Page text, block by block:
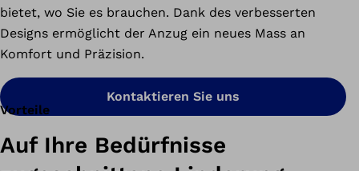
bietet, wo Sie es brauchen. Dank des verbesserten
Designs ermöglicht der Anzug ein neues Mass an
Komfort und Präzision.
Kontaktieren Sie uns
Vorteile
Auf Ihre Bedürfnisse